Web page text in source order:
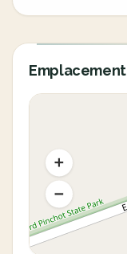
Emplacement